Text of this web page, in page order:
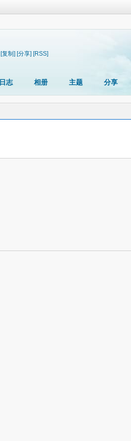
[复制] [分享] [RSS]
日志 相册 主题 分享